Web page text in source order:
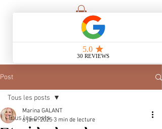
Post
Tous les posts
Tous les posts
Marina GALANT
6 janv. 2025 3 min de lecture